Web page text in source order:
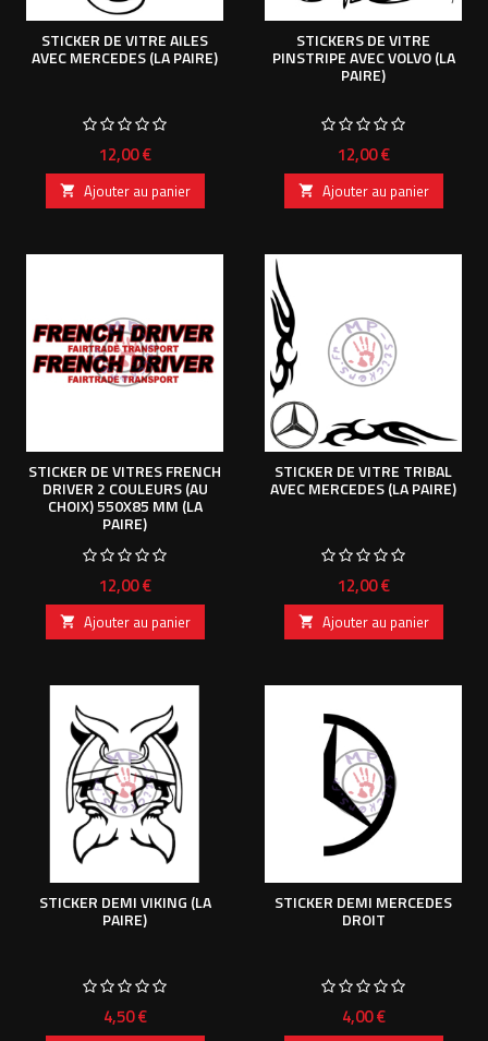
STICKER DE VITRE AILES
AVEC MERCEDES (LA PAIRE)
Prix
12,00 €
 Ajouter au panier
STICKERS DE VITRE
PINSTRIPE AVEC VOLVO (LA
PAIRE)
Prix
12,00 €
 Ajouter au panier
STICKER DE VITRES FRENCH
DRIVER 2 COULEURS (AU
CHOIX) 550X85 MM (LA
PAIRE)
Prix
12,00 €
 Ajouter au panier
STICKER DE VITRE TRIBAL
AVEC MERCEDES (LA PAIRE)
Prix
12,00 €
 Ajouter au panier
STICKER DEMI VIKING (LA
PAIRE)
Prix
4,50 €
STICKER DEMI MERCEDES
DROIT
Prix
4,00 €